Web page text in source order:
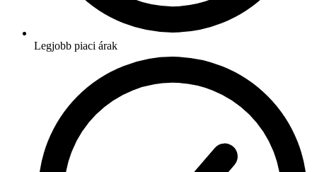
Legjobb piaci árak